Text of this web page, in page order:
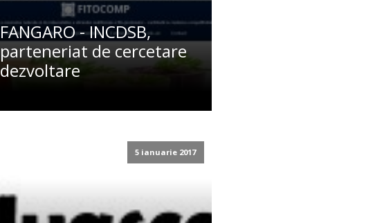
FANGARO - INCDSB,
parteneriat de cercetare
dezvoltare
5 ianuarie 2017